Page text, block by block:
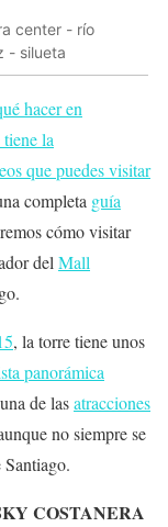
center - río
- silueta
hacer en
la
que puedes visitar
completa guía
cómo visitar
delMall
, la torre tiene unos
panorámica
de lasatracciones
no siempre se
COSTANERA